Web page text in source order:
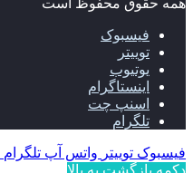
همه حقوق محفوظ است
فیسبوک
توییتر
یوتیوب
اینستاگرام
اسنپ چت
تلگرام
فیسبوک توییتر واتس آپ تلگرام
دکمه بازگشت به بالا